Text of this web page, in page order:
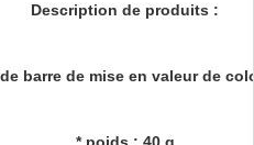
Description de produits :
barre de mise en valeur de